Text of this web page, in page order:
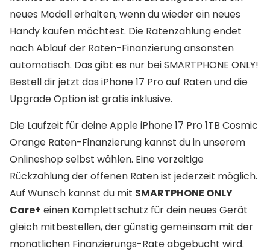
neues Modell erhalten, wenn du wieder ein neues
Handy kaufen möchtest. Die Ratenzahlung endet
nach Ablauf der Raten-Finanzierung ansonsten
automatisch. Das gibt es nur bei SMARTPHONE ONLY!
Bestell dir jetzt das iPhone 17 Pro auf Raten und die
Upgrade Option ist gratis inklusive.
Die Laufzeit für deine Apple iPhone 17 Pro 1TB Cosmic
Orange Raten-Finanzierung kannst du in unserem
Onlineshop selbst wählen. Eine vorzeitige
Rückzahlung der offenen Raten ist jederzeit möglich.
Auf Wunsch kannst du mit SMARTPHONE ONLY
Care+ einen Komplettschutz für dein neues Gerät
gleich mitbestellen, der günstig gemeinsam mit der
monatlichen Finanzierungs-Rate abgebucht wird.